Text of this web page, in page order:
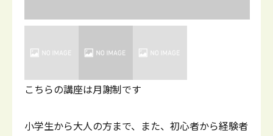
こちらの講座は月謝制です
小学生から大人の方まで、また、初心者から経験者